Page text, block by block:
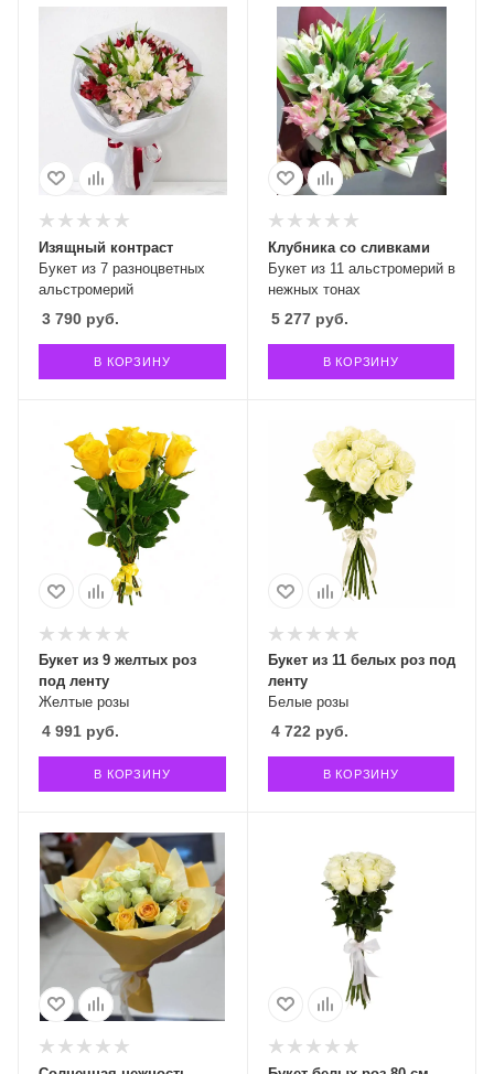
Букет из 7 разноцветных
альстромерий
Изящный контраст
3 790 руб.
В КОРЗИНУ
Букет из 11 альстромерий в
нежных тонах
Клубника со сливками
5 277руб.
В КОРЗИНУ
Желтые розы
Букет из 9 желтых роз
под ленту
4 991 руб.
В КОРЗИНУ
Белые розы
Букет из 11 белых роз под
ленту
4 722 руб.
В КОРЗИНУ